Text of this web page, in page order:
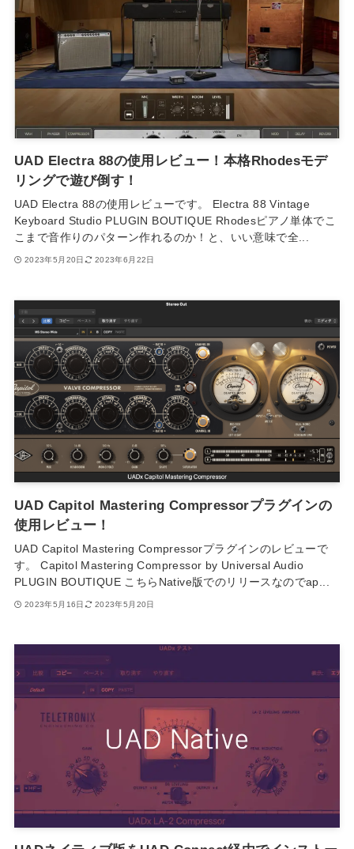
UAD Electra 88の使用レビュー！本格Rhodesモデ
リングで遊び倒す！
UAD Electra 88の使用レビューです。 Electra 88 Vintage
Keyboard Studio PLUGIN BOUTIQUE Rhodesピアノ単体でこ
こまで音作りのパターン作れるのか！と、いい意味で全...
2023年5月20日 2023年6月22日
UAD Capitol Mastering Compressorプラグインの
使用レビュー！
UAD Capitol Mastering Compressorプラグインのレビューで
す。 Capitol Mastering Compressor by Universal Audio
PLUGIN BOUTIQUE こちらNative版でのリリースなのでap...
2023年5月16日 2023年5月20日